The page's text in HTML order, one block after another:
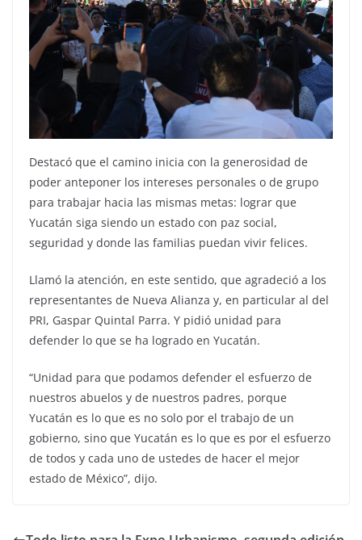
Destacó que el camino inicia con la generosidad de
poder anteponer los intereses personales o de grupo
para trabajar hacia las mismas metas: lograr que
Yucatán siga siendo un estado con paz social,
seguridad y donde las familias puedan vivir felices.
Llamó la atención, en este sentido, que agradeció a los
representantes de Nueva Alianza y, en particular al del
PRI, Gaspar Quintal Parra. Y pidió unidad para
defender lo que se ha logrado en Yucatán.
“Unidad para que podamos defender el esfuerzo de
nuestros abuelos y de nuestros padres, porque
Yucatán es lo que es no solo por el trabajo de un
gobierno, sino que Yucatán es lo que es por el esfuerzo
de todos y cada uno de ustedes de hacer el mejor
estado de México”, dijo.